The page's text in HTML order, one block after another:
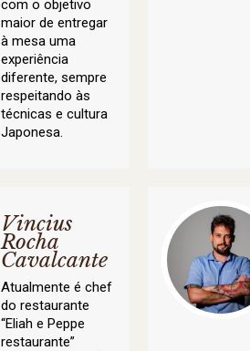
com o objetivo
maior de entregar
à mesa uma
experiência
diferente, sempre
respeitando às
técnicas e cultura
Japonesa.
Vincius
Rocha
Cavalcante
Atualmente é chef
do restaurante
“Eliah e Peppe
restaurante”